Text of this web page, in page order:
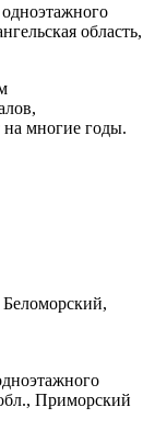
область,
многие годы.
Приморский